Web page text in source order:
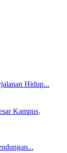
Hidup...
Kampus,